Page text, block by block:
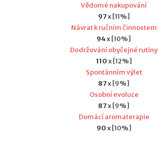
Vědomé nakupování
97x [11%]
Návrat k ručním činnostem
94x [10%]
Dodržování obyčejné rutiny
110x [12%]
Spontánním výlet
87x [9%]
Osobní evoluce
87x [9%]
Domácí aromaterapie
90x [10%]